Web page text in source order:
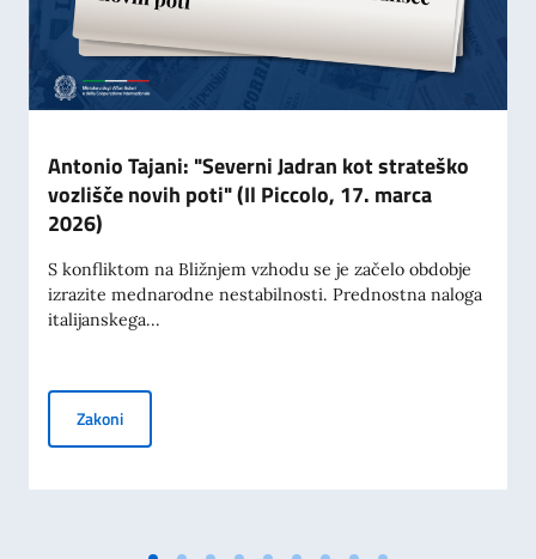
Antonio Tajani: "Severni Jadran kot strateško
vozlišče novih poti" (Il Piccolo, 17. marca
2026)
S konfliktom na Bližnjem vzhodu se je začelo obdobje
izrazite mednarodne nestabilnosti. Prednostna naloga
italijanskega...
ZakoniAntonio Tajani: "Severni Jadran kot strateško vozlišče